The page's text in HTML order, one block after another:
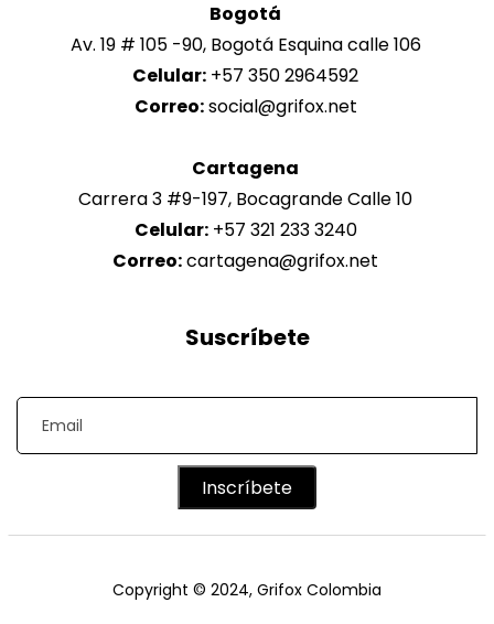
Bogotá
Av. 19 # 105 -90, Bogotá Esquina calle 106
Celular: +57 350 2964592
Correo:
Cartagena
Carrera 3 #9-197, Bocagrande Calle 10
Celular:+57 321 233 3240
Correo:cartagena@grifox.net
Suscríbete
Inscríbete
Copyright © 2024, Grifox Colombia